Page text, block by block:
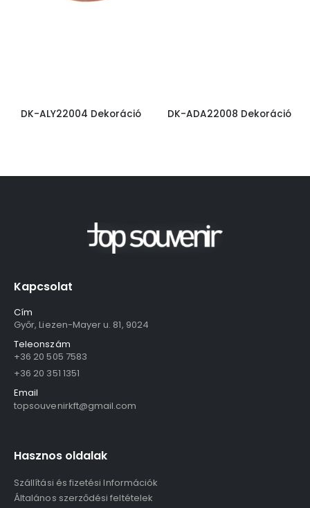
DK-ALY22004 Dekoráció DK-ADA22008 Dekoráció
Kapcsolat
Cím
Győr, Liezen-Mayer u. 81, 9024
Teleonszám
+36 20 505 7583
+36 20 351 1351
Email
topsouvenirkft@gmail.com
Hasznos oldalak
Szállítási és fizetési Információk
Általános szerződési feltételek